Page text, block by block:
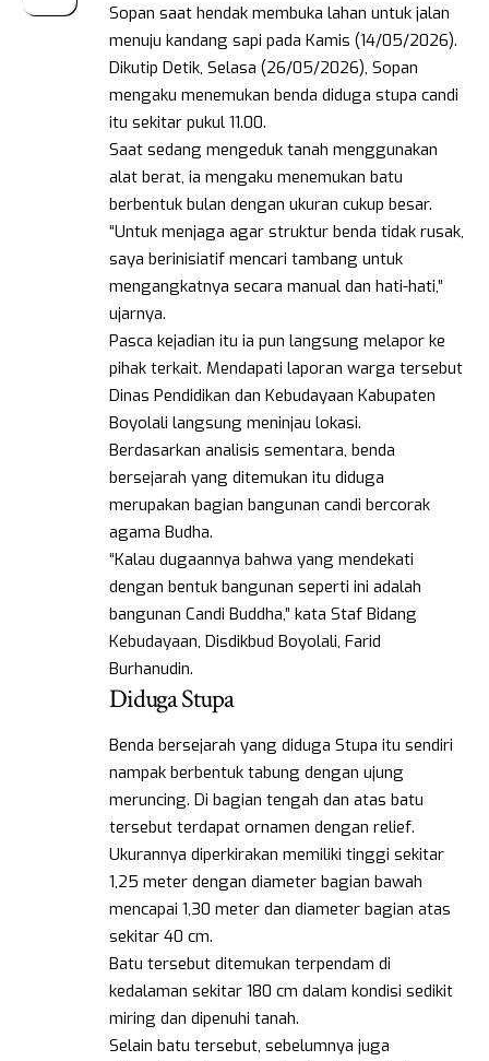
Sopan saat hendak membuka lahan untuk jalan
menuju kandang sapi pada Kamis (14/05/2026).
Dikutip Detik, Selasa (26/05/2026), Sopan
mengaku menemukan benda diduga stupa candi
itu sekitar pukul 11.00.
Saat sedang mengeduk tanah menggunakan
alat berat, ia mengaku menemukan batu
berbentuk bulan dengan ukuran cukup besar.
“Untuk menjaga agar struktur benda tidak rusak,
saya berinisiatif mencari tambang untuk
mengangkatnya secara manual dan hati-hati,”
ujarnya.
Pasca kejadian itu ia pun langsung melapor ke
pihak terkait. Mendapati laporan warga tersebut
Dinas Pendidikan dan Kebudayaan Kabupaten
Boyolali langsung meninjau lokasi.
Berdasarkan analisis sementara, benda
bersejarah yang ditemukan itu diduga
merupakan bagian bangunan candi bercorak
agama Budha.
“Kalau dugaannya bahwa yang mendekati
dengan bentuk bangunan seperti ini adalah
bangunan Candi Buddha,” kata Staf Bidang
Kebudayaan, Disdikbud Boyolali, Farid
Burhanudin.
Diduga Stupa
Benda bersejarah yang diduga Stupa itu sendiri
nampak berbentuk tabung dengan ujung
meruncing. Di bagian tengah dan atas batu
tersebut terdapat ornamen dengan relief.
Ukurannya diperkirakan memiliki tinggi sekitar
1,25 meter dengan diameter bagian bawah
mencapai 1,30 meter dan diameter bagian atas
sekitar 40 cm.
Batu tersebut ditemukan terpendam di
kedalaman sekitar 180 cm dalam kondisi sedikit
miring dan dipenuhi tanah.
Selain batu tersebut, sebelumnya juga